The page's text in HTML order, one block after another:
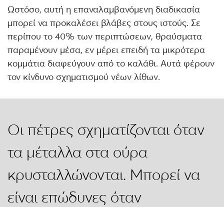
Ωστόσο, αυτή η επαναλαμβανόμενη διαδικασία
μπορεί να προκαλέσει βλάβες στους ιστούς. Σε
περίπου το 40% των περιπτώσεων, θραύσματα
παραμένουν μέσα, εν μέρει επειδή τα μικρότερα
κομμάτια διαφεύγουν από το καλάθι. Αυτά φέρουν
τον κίνδυνο σχηματισμού νέων λίθων.
Οι πέτρες σχηματίζονται όταν
τα μέταλλα στα ούρα
κρυσταλλώνονται. Μπορεί να
είναι επώδυνες όταν